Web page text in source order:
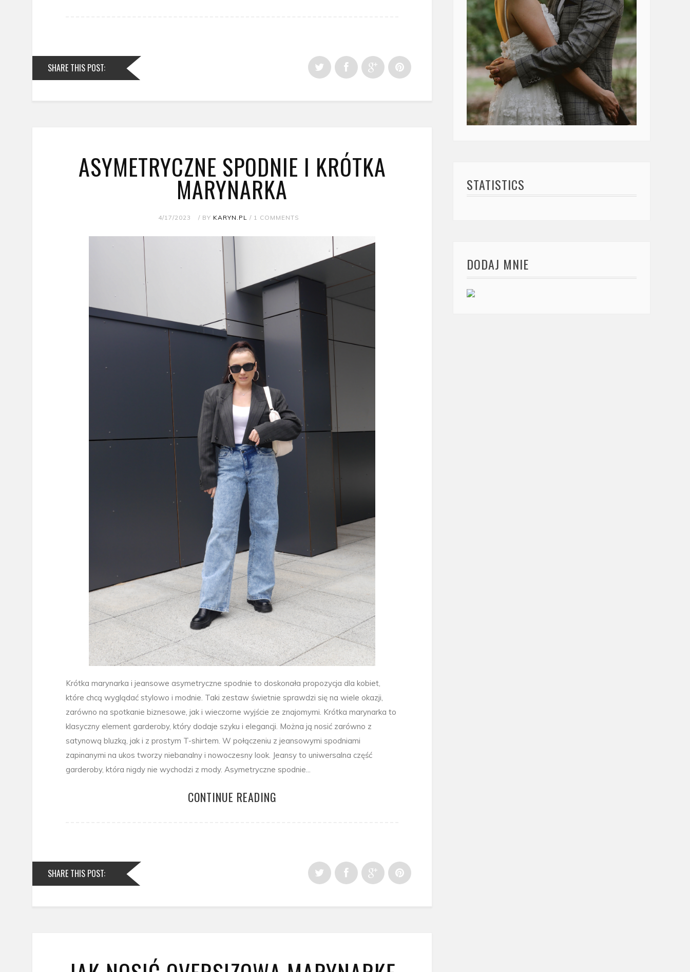
SHARE THIS POST:
ASYMETRYCZNE SPODNIE I KRÓTKA
MARYNARKA
4/17/2023 / BY KARYN.PL / 1 COMMENTS
Krótka marynarka i jeansowe asymetryczne spodnie to doskonała propozycja dla kobiet,
które chcą wyglądać stylowo i modnie. Taki zestaw świetnie sprawdzi się na wiele okazji,
zarówno na spotkanie biznesowe, jak i wieczorne wyjście ze znajomymi. Krótka marynarka to
klasyczny element garderoby, który dodaje szyku i elegancji. Można ją nosić zarówno z
satynową bluzką, jak i z prostym T-shirtem. W połączeniu z jeansowymi spodniami
zapinanymi na ukos tworzy niebanalny i nowoczesny look. Jeansy to uniwersalna część
garderoby, która nigdy nie wychodzi z mody. Asymetryczne spodnie...
CONTINUE READING
SHARE THIS POST:
STATISTICS
DODAJ MNIE